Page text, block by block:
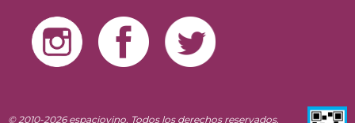
© 2010-2026 espaciovino. Todos los derechos reservados.